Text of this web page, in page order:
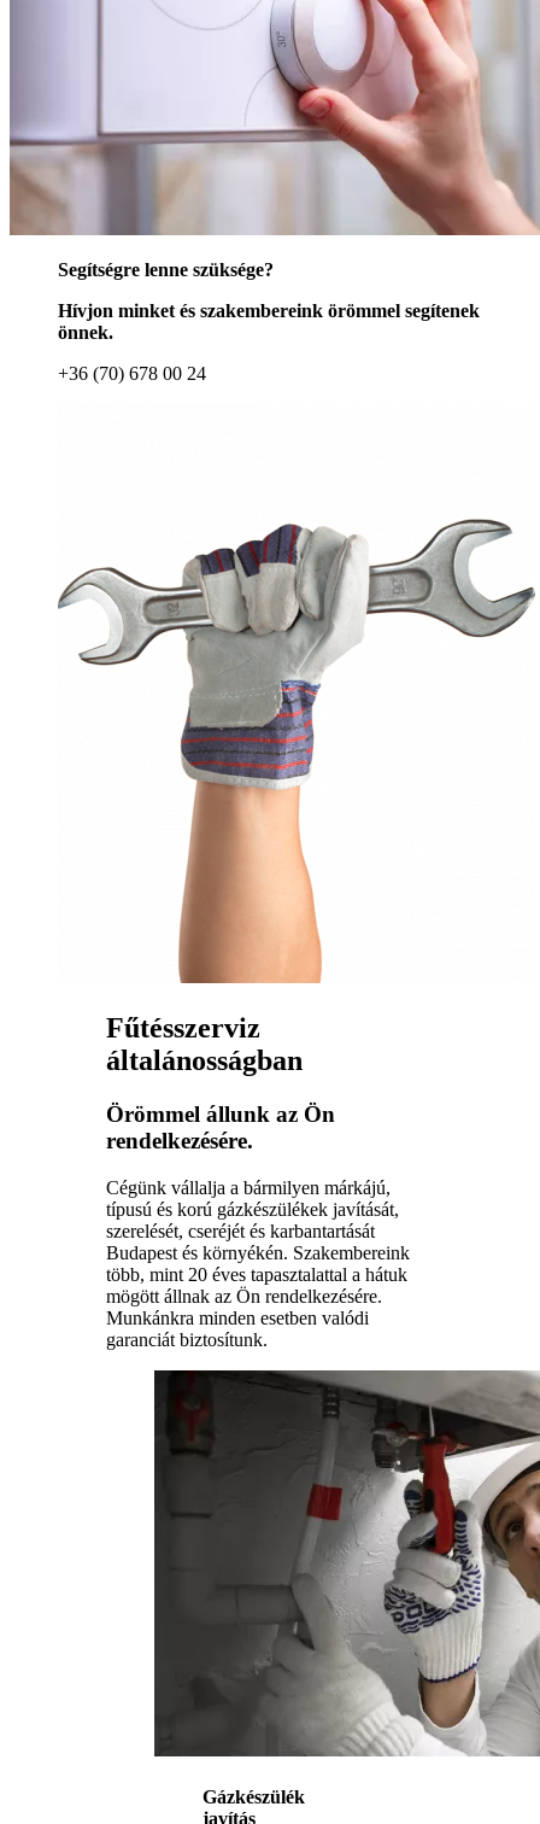
Segítségre lenne szüksége?
Hívjon minket és szakembereink örömmel segítenek
önnek.
+36 (70) 678 00 24
Fűtésszerviz
általánosságban
Örömmel állunk az Ön
rendelkezésére.
Cégünk vállalja a bármilyen márkájú,
típusú és korú gázkészülékek javítását,
szerelését, cseréjét és karbantartását
Budapest és környékén. Szakembereink
több, mint 20 éves tapasztalattal a hátuk
mögött állnak az Ön rendelkezésére.
Munkánkra minden esetben valódi
garanciát biztosítunk.
Gázkészülék
javítás